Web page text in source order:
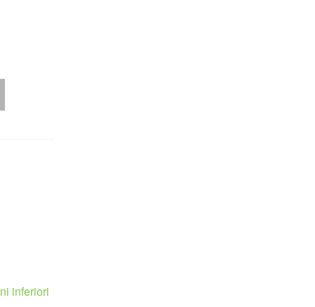
inferiori